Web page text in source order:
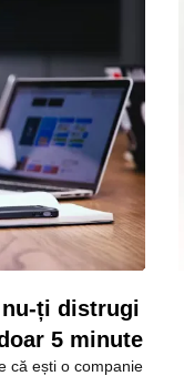
ți distrugi
5 minute
că ești o companie